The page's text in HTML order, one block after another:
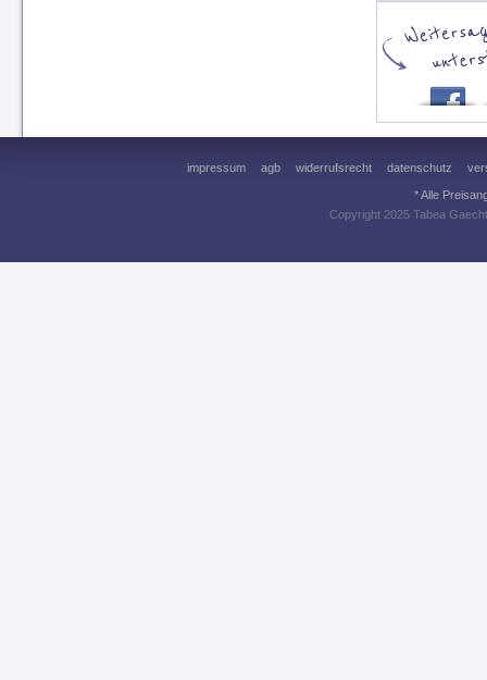
impressum agb widerrufsrecht datenschutz
* Alle
Copyright 2025 Tabea